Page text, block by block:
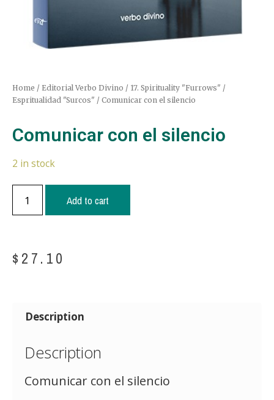
Home / Editorial Verbo Divino / 17. Spirituality "Furrows" /
Espritualidad "Surcos" / Comunicar con el silencio
Comunicar con el silencio
2 in stock
Add to cart
$ 27.10
Description
Description
Comunicar con el silencio